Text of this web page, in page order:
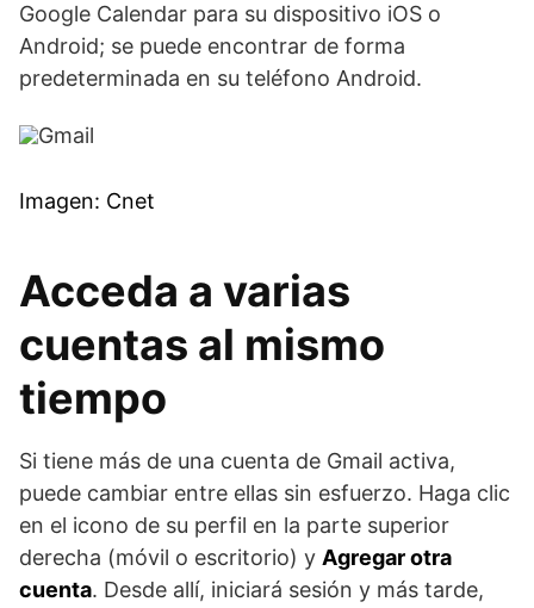
Google Calendar para su dispositivo iOS o
Android; se puede encontrar de forma
predeterminada en su teléfono Android.
Imagen: Cnet
Acceda a varias
cuentas al mismo
tiempo
Si tiene más de una cuenta de Gmail activa,
puede cambiar entre ellas sin esfuerzo. Haga clic
en el icono de su perfil en la parte superior
derecha (móvil o escritorio) y Agregar otra
cuenta. Desde allí, iniciará sesión y más tarde,